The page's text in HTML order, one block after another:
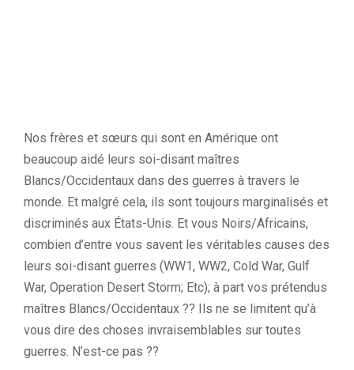
Nos frères et sœurs qui sont en Amérique ont
beaucoup aidé leurs soi-disant maîtres
Blancs/Occidentaux dans des guerres à travers le
monde. Et malgré cela, ils sont toujours marginalisés et
discriminés aux États-Unis. Et vous Noirs/Africains,
combien d’entre vous savent les véritables causes des
leurs soi-disant guerres (WW1, WW2, Cold War, Gulf
War, Operation Desert Storm; Etc); à part vos prétendus
maîtres Blancs/Occidentaux ?? Ils ne se limitent qu’à
vous dire des choses invraisemblables sur toutes
guerres. N’est-ce pas ??